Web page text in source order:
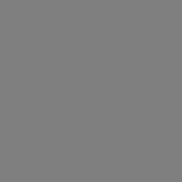
aan je favorieten